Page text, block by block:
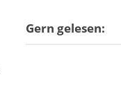
Gern gelesen: